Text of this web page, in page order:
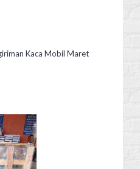
Kaca Mobil Maret